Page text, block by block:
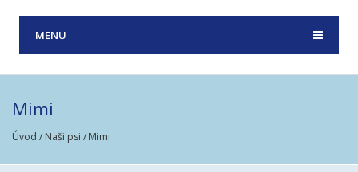
MENU
Mimi
Úvod / Naši psi / Mimi